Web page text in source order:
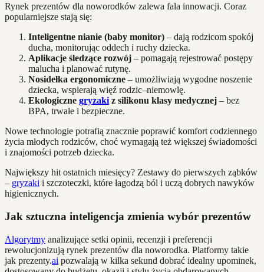
Rynek prezentów dla noworodków zalewa fala innowacji. Coraz
popularniejsze stają się:
Inteligentne nianie (baby monitor) – dają rodzicom spokój
ducha, monitorując oddech i ruchy dziecka.
Aplikacje śledzące rozwój – pomagają rejestrować postępy
malucha i planować rutynę.
Nosidełka ergonomiczne – umożliwiają wygodne noszenie
dziecka, wspierają więź rodzic–niemowlę.
Ekologiczne gryzakiz silikonu klasy medycznej – bez
BPA, trwałe i bezpieczne.
Nowe technologie potrafią znacznie poprawić komfort codziennego
życia młodych rodziców, choć wymagają też większej świadomości
i znajomości potrzeb dziecka.
Największy hit ostatnich miesięcy? Zestawy do pierwszych ząbków
– gryzaki i szczoteczki, które łagodzą ból i uczą dobrych nawyków
higienicznych.
Jak sztuczna inteligencja zmienia wybór prezentów
Algorytmy analizujące setki opinii, recenzji i preferencji
rewolucjonizują rynek prezentów dla noworodka. Platformy takie
jak prezenty.ai pozwalają w kilka sekund dobrać idealny upominek,